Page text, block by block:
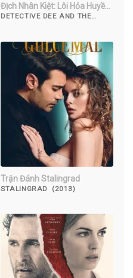
Địch Nhân Kiệt: Lôi Hỏa Huyền
Long
DETECTIVE DEE AND THE
Trận Đánh Stalingrad
STALINGRAD (2013)